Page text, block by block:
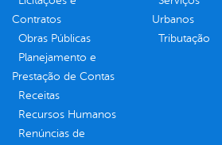
Contratos
Obras Públicas
Planejamento e
Prestação de Contas
Receitas
Recursos Humanos
Renúncias de
Urbanos
Tributação